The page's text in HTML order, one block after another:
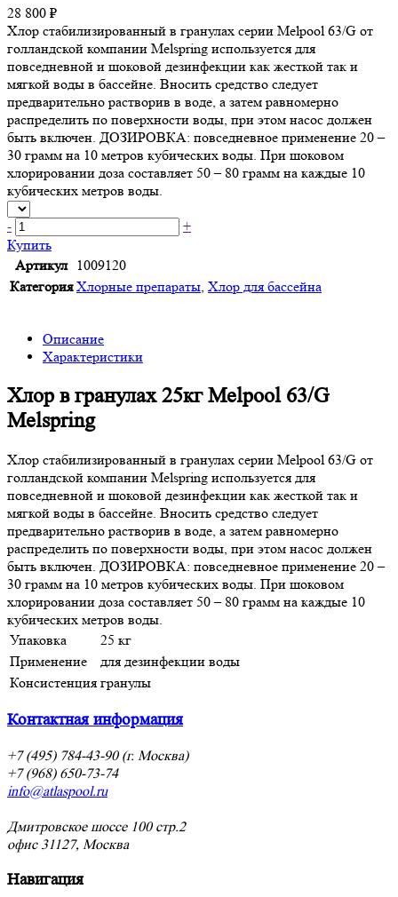
28 800 ₽
Хлор стабилизированный в гранулах серии Melpool 63/G от
голландской компании Melspring используется для
повседневной и шоковой дезинфекции как жесткой так и
мягкой воды в бассейне. Вносить средство следует
предварительно растворив в воде, а затем равномерно
распределить по поверхности воды, при этом насос должен
быть включен. ДОЗИРОВКА: повседневное применение 20 –
30 грамм на 10 метров кубических воды. При шоковом
хлорировании доза составляет 50 – 80 грамм на каждые 10
кубических метров воды.
-
+
Купить
Артикул
1009120
Категория Хлорные препараты Хлор для бассейна
Описание
Характеристики
Хлор в гранулах 25кг Melpool 63/G
Melspring
Хлор стабилизированный в гранулах серии Melpool 63/G от
голландской компании Melspring используется для
повседневной и шоковой дезинфекции как жесткой так и
мягкой воды в бассейне. Вносить средство следует
предварительно растворив в воде, а затем равномерно
распределить по поверхности воды, при этом насос должен
быть включен. ДОЗИРОВКА: повседневное применение 20 –
30 грамм на 10 метров кубических воды. При шоковом
хлорировании доза составляет 50 – 80 грамм на каждые 10
кубических метров воды.
Упаковка
25 кг
Применение
для дезинфекции воды
Консистенция гранулы
Контактная информация
+7 (495) 784-43-90 (г. Москва)
+7 (968) 650-73-74
info@atlaspool.ru
Дмитровское шоссе 100 стр.2
офис 31127, Москва
Навигация